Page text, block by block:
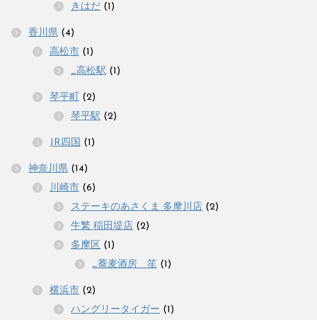
きはだ (1)
香川県 (4)
高松市 (1)
_高松駅 (1)
琴平町 (2)
琴平駅 (2)
JR四国 (1)
神奈川県 (14)
川崎市 (6)
ステーキのあさくま 多摩川店 (2)
牛繁 稲田堤店 (2)
多摩区 (1)
_蕎麦酒房 笙 (1)
横浜市 (2)
ハングリータイガー (1)